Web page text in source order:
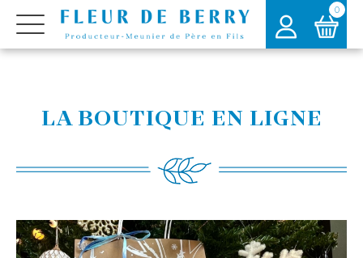
0
LA BOUTIQUE EN LIGNE